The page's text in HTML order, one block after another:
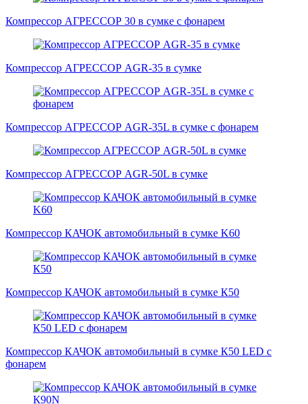
Компрессор АГРЕССОР 30 в сумке с фонарем
Компрессор АГРЕССОР AGR-35 в сумке
Компрессор АГРЕССОР AGR-35L в сумке с фонарем
Компрессор АГРЕССОР AGR-50L в сумке
Компрессор КАЧОК автомобильный в сумке K60
Компрессор КАЧОК автомобильный в сумке К50
Компрессор КАЧОК автомобильный в сумке К50 LED с
фонарем